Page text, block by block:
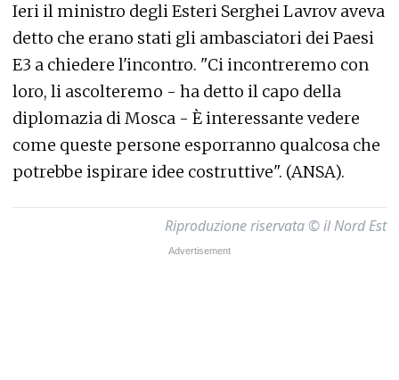
Ieri il ministro degli Esteri Serghei Lavrov aveva
detto che erano stati gli ambasciatori dei Paesi
E3 a chiedere l'incontro. "Ci incontreremo con
loro, li ascolteremo - ha detto il capo della
diplomazia di Mosca - È interessante vedere
come queste persone esporranno qualcosa che
potrebbe ispirare idee costruttive". (ANSA).
Riproduzione riservata © il Nord Est